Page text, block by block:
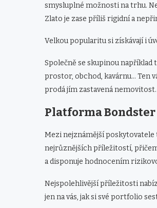
smysluplné možnosti na trhu.
Zlato je zase příliš rigidní a
Velkou popularitu si získávají i
Společně se skupinou
prostor, obchod, kavárnu… Ten
prodá jím zastavená
Platforma Bondster
Mezi nejznámější
nejrůznějších příležitostí,
a disponuje hodnocením
Nejspolehlivější příležitosti
jen na vás, jak si své portfolio